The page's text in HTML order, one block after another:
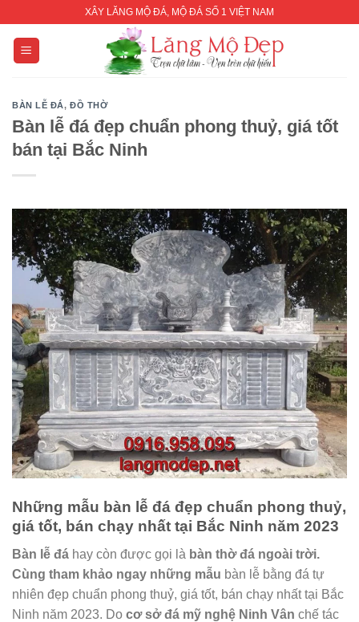
content
XÂY LĂNG MỘ ĐÁ, MỘ ĐÁ SỐ 1 VIỆT NAM
BÀN LỄ ĐÁ,ĐỒ THỜ
Bàn lễ đá đẹp chuẩn phong thuỷ, giá tốt
bán tại Bắc Ninh
Những mẫu bàn lễ đá đẹp chuẩn phong thuỷ,
giá tốt, bán chạy nhất tại Bắc Ninh năm 2023
Bàn lễ đá hay còn được gọi là bàn thờ đá ngoài trời.
Cùng tham khảo ngay những mẫu bàn lễ bằng đá tự
nhiên đẹp chuẩn phong thuỷ, giá tốt, bán chạy nhất tại Bắc
Ninh năm 2023. Do cơ sở đá mỹ nghệ Ninh Vân chế tác